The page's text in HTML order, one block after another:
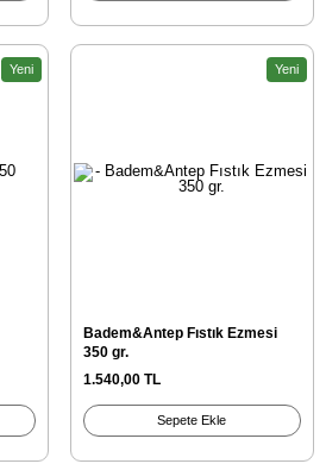
Yeni Yeni
Badem&Antep Fıstık Ezmesi
350 gr.
1.540,00 TL
Sepete Ekle